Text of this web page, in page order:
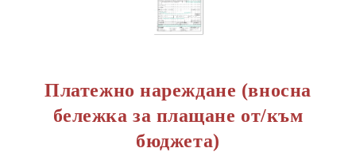
Платежно нареждане (вносна
бележка за плащане от/към
бюджета)